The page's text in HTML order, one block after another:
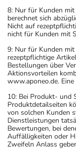
dem auf der
angegebenen
sich auf den
8: Nur für Kunden
berechnet sich
Nicht auf
nicht für Kunden mit
9: Nur für Kunden
rezeptpflichtige
Bestellungen über
Aktionsvorteilen
www.aponeo.de.
10: Bei Produkt- und
Produktdetailseiten
von solchen Kunden
Dienstleistungen
Bewertungen, bei
Auffälligkeiten oder
Zweifeln Anlass